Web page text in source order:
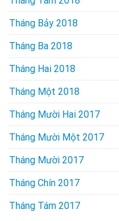
Tháng Bảy 2018
Tháng Ba 2018
Tháng Hai 2018
Tháng Một 2018
Tháng Mười Hai 2017
Tháng Mười Một 2017
Tháng Mười 2017
Tháng Chín 2017
Tháng Tám 2017